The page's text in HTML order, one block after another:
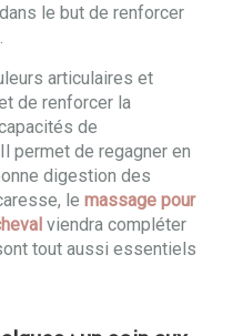
le but de renforcer
articulaires et
de renforcer la
de
permet de regagner en
digestion des
le massage pour
viendra compléter
tout aussi essentiels